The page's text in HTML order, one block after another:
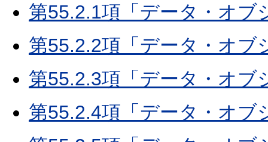
第55.2.1項「データ・オブ
第55.2.2項「データ・オブ
第55.2.3項「データ・オブ
第55.2.4項「データ・オブ